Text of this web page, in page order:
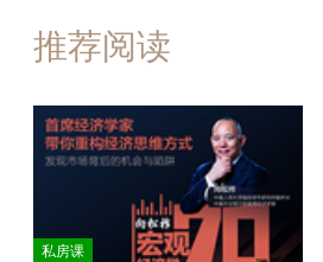
推荐阅读
私房课